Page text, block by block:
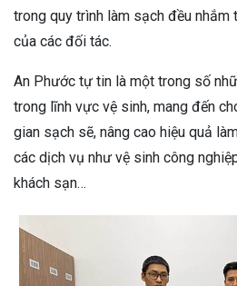
trong quy trình làm sạch đều
của các đối tác.
An Phước tự tin là một trong số
trong lĩnh vực vệ sinh, mang đến
gian sạch sẽ, nâng cao hiệu quả
các dịch vụ như vệ sinh công
khách sạn…